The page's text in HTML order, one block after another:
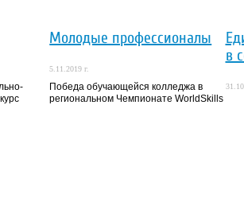
Молодые профессионалы
5.11.2019 г.
Победа обучающейся колледжа в
региональном Чемпионате WorldSkills
в